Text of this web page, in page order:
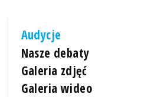
Audycje
Nasze debaty
Galeria zdjęć
Galeria wideo